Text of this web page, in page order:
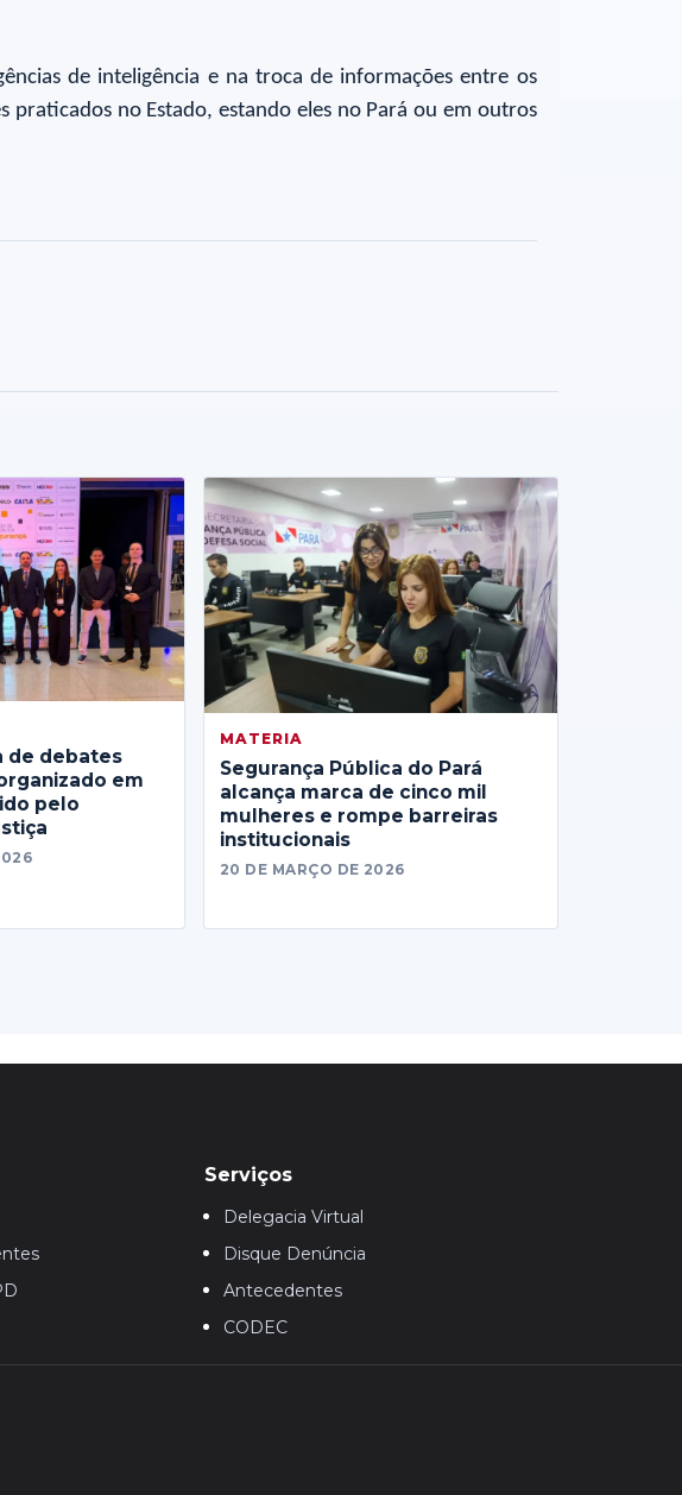
de inteligência e na troca de informações entre os
no Estado, estando eles no Pará ou em outros
de debates
em
pelo
MATERIA
Segurança Pública do Pará
alcança marca de cinco mil
mulheres e rompe barreiras
institucionais
20 DE MARÇO DE 2026
Serviços
Delegacia Virtual
Disque Denúncia
Antecedentes
CODEC